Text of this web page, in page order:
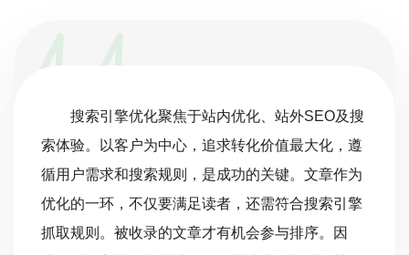
搜索引擎优化聚焦于站内优化、站外SEO及搜
索体验。以客户为中心，追求转化价值最大化，遵
循用户需求和搜索规则，是成功的关键。文章作为
优化的一环，不仅要满足读者，还需符合搜索引擎
抓取规则。被收录的文章才有机会参与排序。因